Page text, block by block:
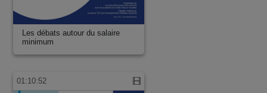
Les débats autour du salaire
minimum
01:10:52